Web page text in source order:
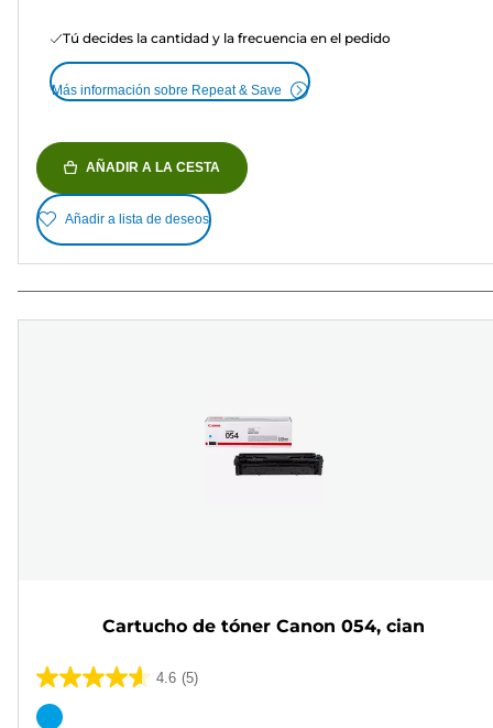
Tú decides la cantidad y la frecuencia en el pedido
Más información sobre Repeat & Save
AÑADIR A LA CESTA
Añadir a lista de deseos
Cartucho de tóner Canon 054, cian
4.6 (5)
4.6
de
Cartucho